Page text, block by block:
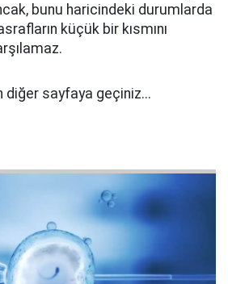
bunu haricindeki durumlarda
küçük bir kısmını
diğer sayfaya geçiniz...